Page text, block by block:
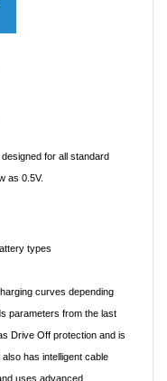
for all standard
as 0.5V.
types
curves depending
parameters from the last
Drive Off protection and is
has intelligent cable
uses advanced